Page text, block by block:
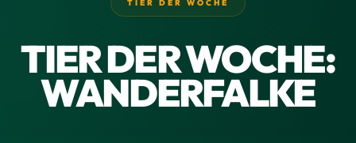
TIER DER WOCHE
TIER DER WOCHE:
WANDERFALKE